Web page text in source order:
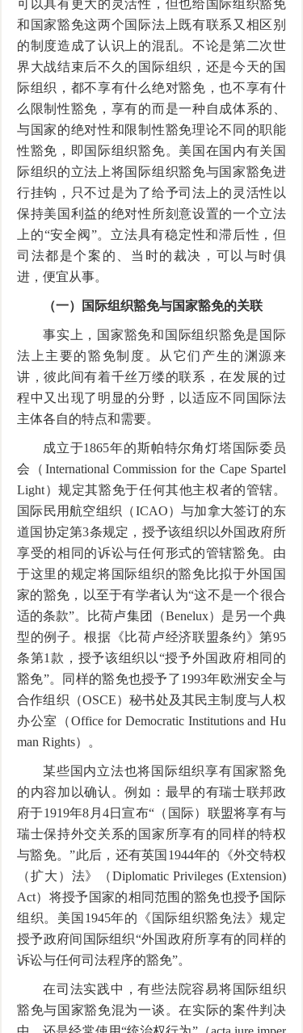
可以具有更大的灵活性，但也给国际组织豁免
和国家豁免这两个国际法上既有联系又相区别
的制度造成了认识上的混乱。不论是第二次世
界大战结束后不久的国际组织，还是今天的国
际组织，都不享有什么绝对豁免，也不享有什
么限制性豁免，享有的而是一种自成体系的、
与国家的绝对性和限制性豁免理论不同的职能
性豁免，即国际组织豁免。美国在国内有关国
际组织的立法上将国际组织豁免与国家豁免进
行挂钩，只不过是为了给予司法上的灵活性以
保持美国利益的绝对性所刻意设置的一个立法
上的“安全阀”。立法具有稳定性和滞后性，但
司法都是个案的、当时的裁决，可以与时俱
进，便宜从事。
（一）国际组织豁免与国家豁免的关联
事实上，国家豁免和国际组织豁免是国际
法上主要的豁免制度。从它们产生的渊源来
讲，彼此间有着千丝万缕的联系，在发展的过
程中又出现了明显的分野，以适应不同国际法
主体各自的特点和需要。
成立于1865年的斯帕特尔角灯塔国际委员
会（International Commission for the Cape Spartel
Light）规定其豁免于任何其他主权者的管辖。
国际民用航空组织（ICAO）与加拿大签订的东
道国协定第3条规定，授予该组织以外国政府所
享受的相同的诉讼与任何形式的管辖豁免。由
于这里的规定将国际组织的豁免比拟于外国国
家的豁免，以至于有学者认为“这不是一个很合
适的条款”。比荷卢集团（Benelux）是另一个典
型的例子。根据《比荷卢经济联盟条约》第95
条第1款，授予该组织以“授予外国政府相同的
豁免”。同样的豁免也授予了1993年欧洲安全与
合作组织（OSCE）秘书处及其民主制度与人权
办公室（Office for Democratic Institutions and Hu
man Rights）。
某些国内立法也将国际组织享有国家豁免
的内容加以确认。例如：最早的有瑞士联邦政
府于1919年8月4日宣布“（国际）联盟将享有与
瑞士保持外交关系的国家所享有的同样的特权
与豁免。”此后，还有英国1944年的《外交特权
（扩大）法》（Diplomatic Privileges (Extension)
Act）将授予国家的相同范围的豁免也授予国际
组织。美国1945年的《国际组织豁免法》规定
授予政府间国际组织“外国政府所享有的同样的
诉讼与任何司法程序的豁免”。
在司法实践中，有些法院容易将国际组织
豁免与国家豁免混为一谈。在实际的案件判决